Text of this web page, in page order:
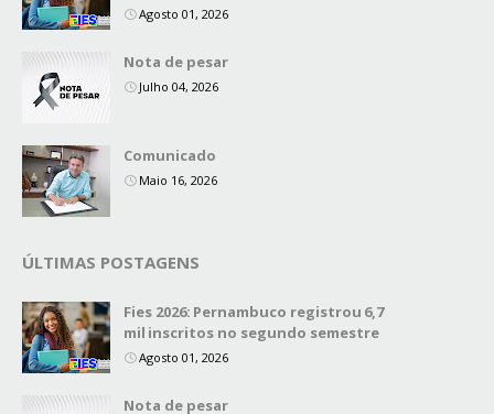
Agosto 01, 2026
Nota de pesar
Julho 04, 2026
Comunicado
Maio 16, 2026
ÚLTIMAS POSTAGENS
Fies 2026: Pernambuco registrou 6,7
mil inscritos no segundo semestre
Agosto 01, 2026
Nota de pesar